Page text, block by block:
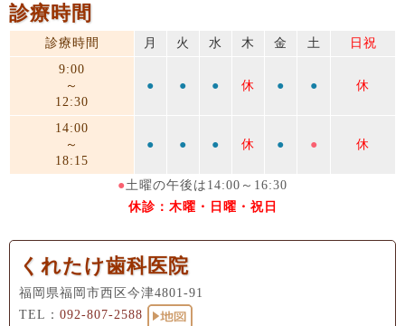
診療時間
診療時間 月 火 水 木 金 土
日祝
9:00
～
12:30
● ● ● 休 ● ● 休
14:00
～
18:15
● ● ● 休 ● ● 休
●土曜の午後は14:00～16:30
休診：木曜・日曜・祝日
くれたけ歯科医院
福岡県福岡市西区今津4801-91
TEL： 092-807-2588